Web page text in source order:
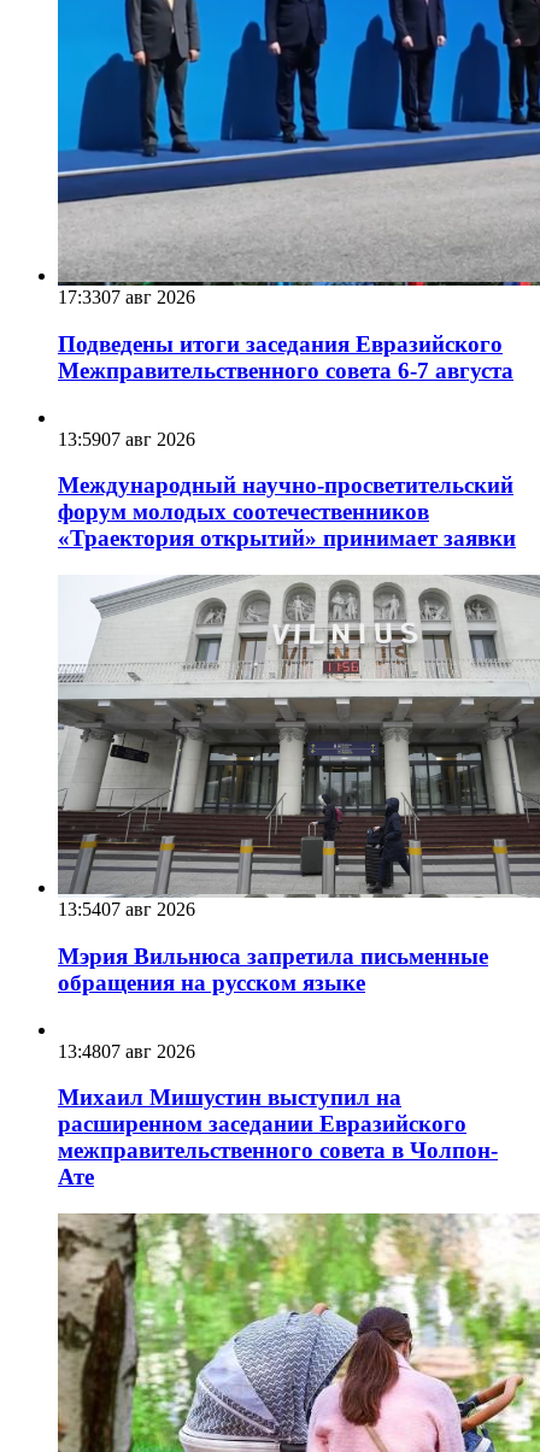
17:3307 авг 2026
Подведены итоги заседания Евразийского
Межправительственного совета 6-7 августа
13:5907 авг 2026
Международный научно-просветительский
форум молодых соотечественников
«Траектория открытий» принимает заявки
13:5407 авг 2026
Мэрия Вильнюса запретила письменные
обращения на русском языке
13:4807 авг 2026
Михаил Мишустин выступил на
расширенном заседании Евразийского
межправительственного совета в Чолпон-
Ате